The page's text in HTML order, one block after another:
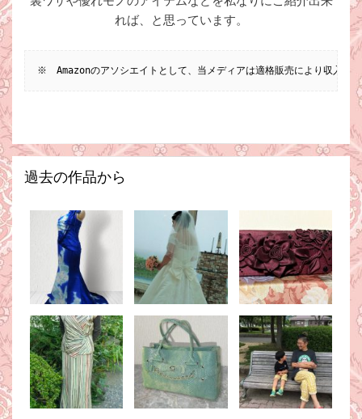
れば、と思っています。
※　Amazonのアソシエイトとして、当メディアは適格販売により収入を
過去の作品から